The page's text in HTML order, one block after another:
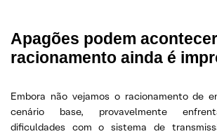
Apagões podem
racionamento ainda é
Embora não vejamos o racionamento de
cenário base, provavelmente
dificuldades com o sistema de